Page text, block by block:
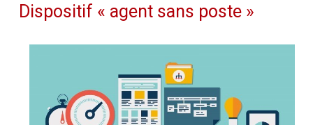
Dispositif « agent sans poste »